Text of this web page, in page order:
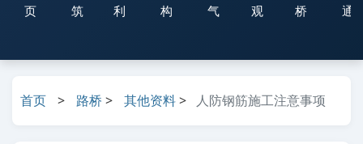
页
筑
利
构
气
观
桥
通
首页 > 路桥 > 其他资料> 人防钢筋施工注意事项